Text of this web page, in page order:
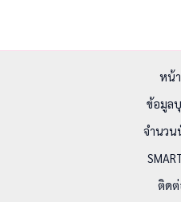
หน้
ข้อมูล
จำนวน
ติดต่